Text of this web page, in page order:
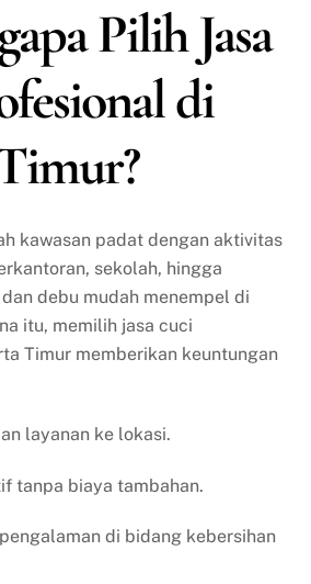
Pilih Jasa
di
kawasan padat dengan aktivitas
sekolah, hingga
debu mudah menempel di
itu, memilih jasa cuci
Timur memberikan keuntungan
layanan ke lokasi.
tanpa biaya tambahan.
di bidang kebersihan